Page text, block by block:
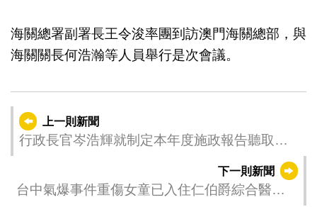
海關總署副署長王令浚率團到訪澳門海關總部，與
海關關長何浩瀚等人員舉行是次會議。
上一則新聞
行政長官岑浩輝就制定本年度施政報告聽取公
下一則新聞
台中氣爆事件重傷女童已入住仁伯爵綜合醫院